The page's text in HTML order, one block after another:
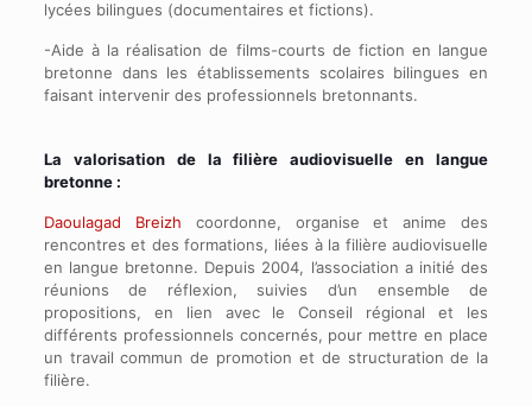
lycées bilingues (documentaires et fictions).
-Aide à la réalisation de films-courts de fiction en langue
bretonne dans les établissements scolaires bilingues en
faisant intervenir des professionnels bretonnants.
La valorisation de la filière audiovisuelle en langue
bretonne :
Daoulagad Breizh coordonne, organise et anime des
rencontres et des formations, liées à la filière audiovisuelle
en langue bretonne. Depuis 2004, l’association a initié des
réunions de réflexion, suivies d’un ensemble de
propositions, en lien avec le Conseil régional et les
différents professionnels concernés, pour mettre en place
un travail commun de promotion et de structuration de la
filière.